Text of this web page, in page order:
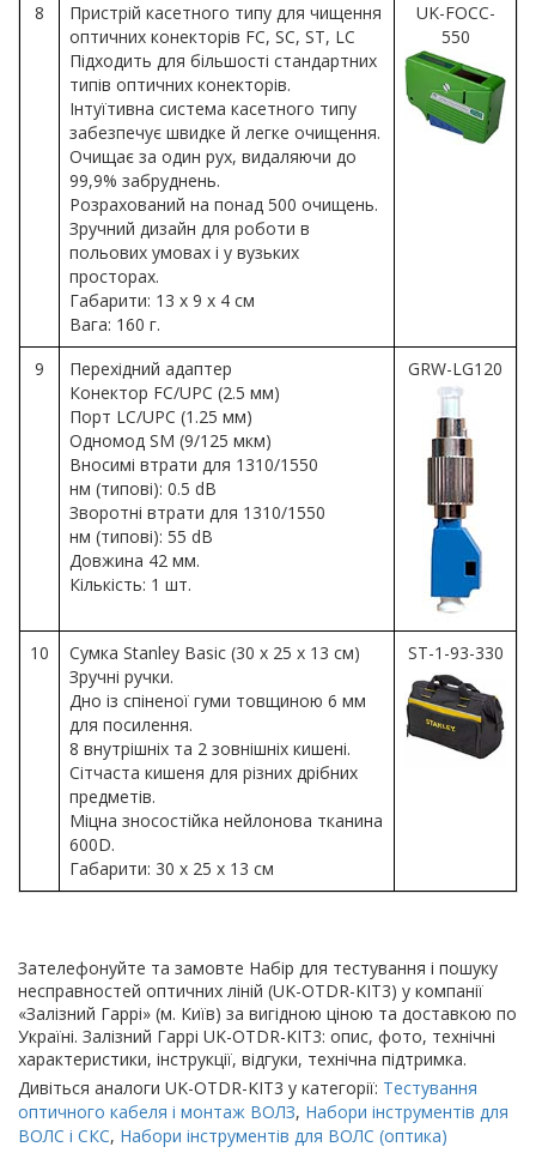
8
Пристрій касетного типу для чищення
оптичних конекторів FC, SC, ST, LC
Підходить для більшості стандартних
типів оптичних конекторів.
Інтуїтивна система касетного типу
забезпечує швидке й легке очищення.
Очищає за один рух, видаляючи до
99,9% забруднень.
Розрахований на понад 500 очищень.
Зручний дизайн для роботи в
польових умовах і у вузьких
просторах.
Габарити: 13 х 9 х 4 см
Вага: 160 г.
UK-FOCC-
550
9
Перехідний адаптер
Конектор FC/UPC (2.5 мм)
Порт LC/UPC (1.25 мм)
Одномод SM (9/125 мкм)
Вносимі втрати для 1310/1550
нм (типові): 0.5 dB
Зворотні втрати для 1310/1550
нм (типові): 55 dB
Довжина 42 мм.
Кількість: 1 шт.
GRW-LG120
10
Сумка Stanley Basic (30 x 25 x 13 см)
Зручні ручки.
Дно із спіненої гуми товщиною 6 мм
для посилення.
8 внутрішніх та 2 зовнішніх кишені.
Сітчаста кишеня для різних дрібних
предметів.
Міцна зносостійка нейлонова тканина
600D.
Габарити: 30 x 25 x 13 см
ST-1-93-330
Зателефонуйте та замовте Набір для тестування і пошуку
несправностей оптичних ліній (UK-OTDR-KIT3) у компанії
«Залізний Гаррі» (м. Київ) за вигідною ціною та доставкою по
Україні. Залізний Гаррі UK-OTDR-KIT3: опис, фото, технічні
характеристики, інструкції, відгуки, технічна підтримка.
Дивіться аналоги UK-OTDR-KIT3 у категорії: Тестування
оптичного кабеля і монтаж ВОЛЗ, Набори інструментів для
ВОЛС і СКС, Набори інструментів для ВОЛС (оптика)